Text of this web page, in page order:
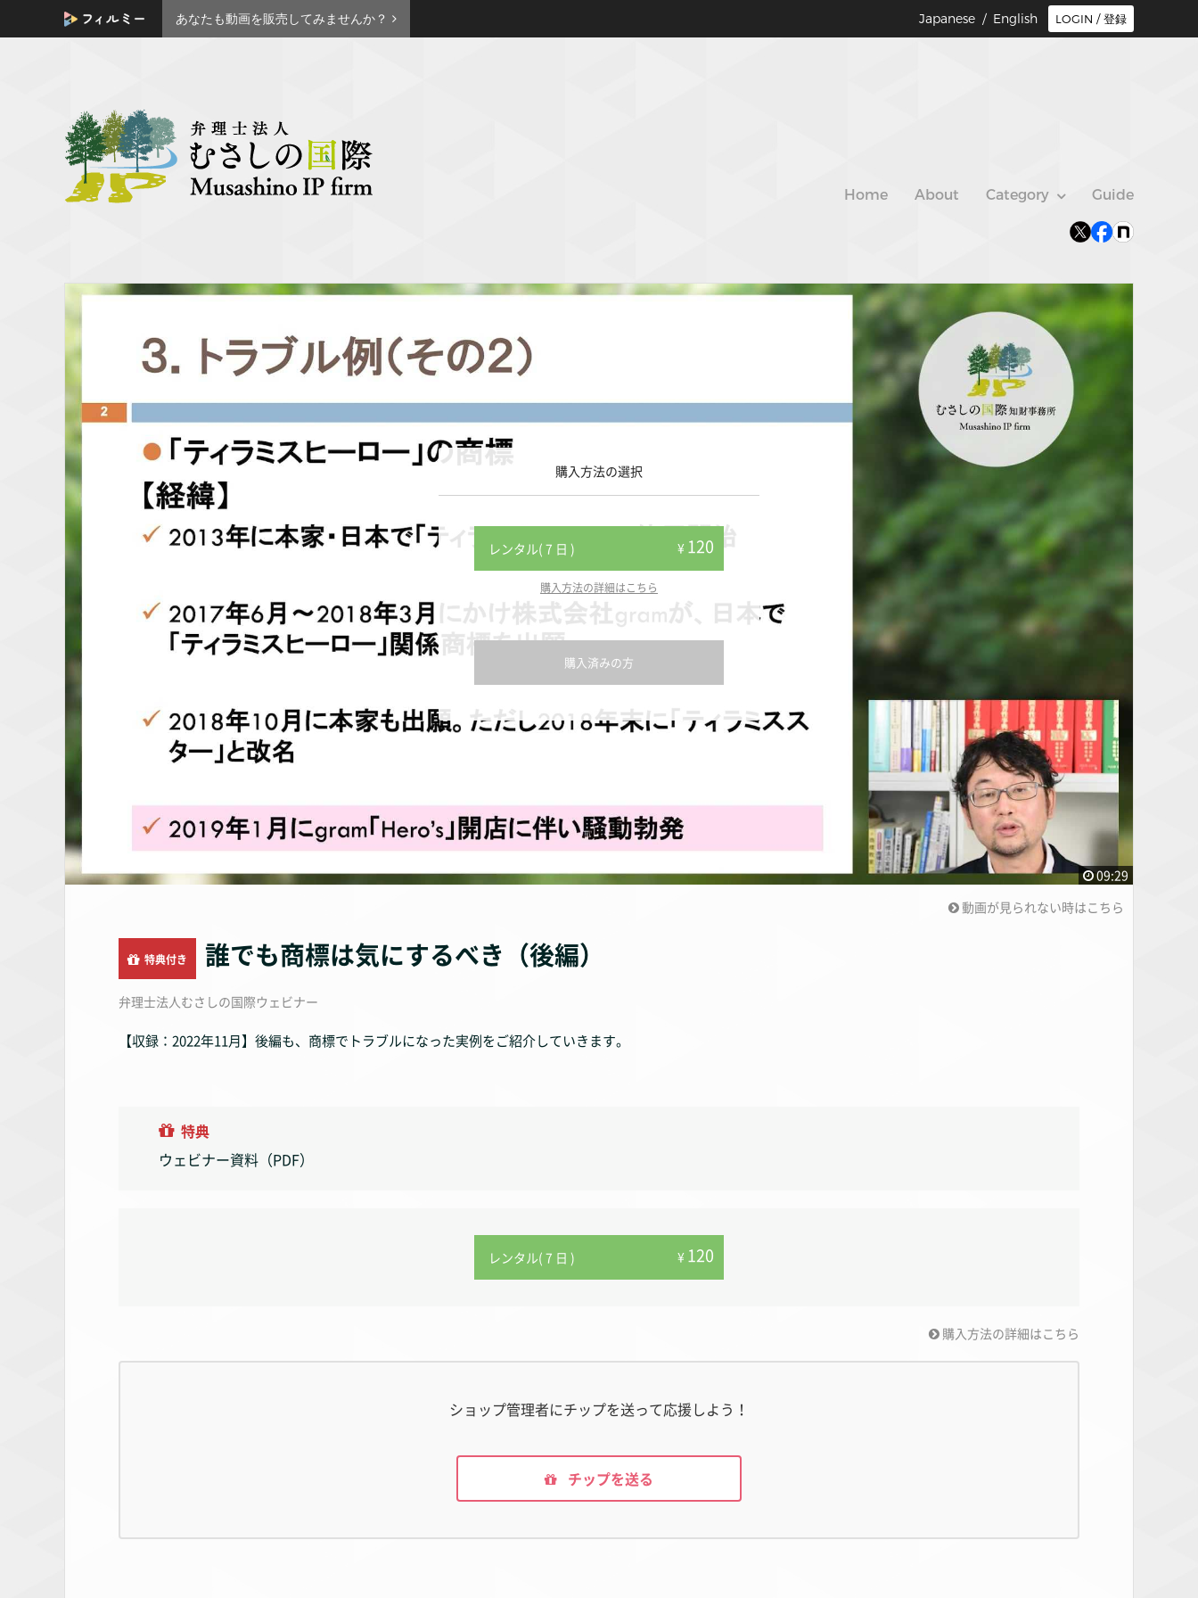
あなたも動画を販売してみませんか？ LOGIN / 登録
Japanese / English
Home About Category Guide
購入方法の選択
レンタル( 7 日 ) ¥ 120
購入方法の詳細はこちら
購入済みの方
09:29
動画が見られない時はこちら
特典付き 誰でも商標は気にするべき（後編）
弁理士法人むさしの国際ウェビナー
【収録：2022年11月】後編も、商標でトラブルになった実例をご紹介していきます。
特典
ウェビナー資料（PDF）
レンタル( 7 日 ) ¥ 120
購入方法の詳細はこちら
ショップ管理者にチップを送って応援しよう！
チップを送る